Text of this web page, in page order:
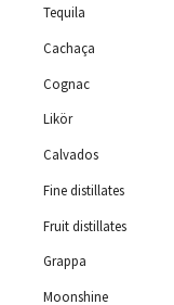
Tequila
Cachaça
Cognac
Likör
Calvados
Fine distillates
Fruit distillates
Grappa
Moonshine